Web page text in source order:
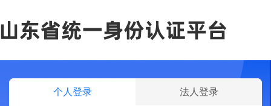
个人登录 法人登录